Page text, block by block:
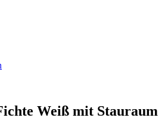
Weiß mit Stauraum